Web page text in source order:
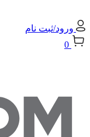
ورود/ثبت نام
0